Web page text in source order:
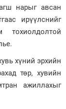
нарыг авсан
ирүүлснийг
хүний эрхийн
төр, хувийн
ажиллахыг